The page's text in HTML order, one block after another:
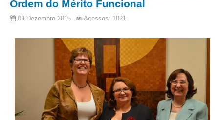
Ordem do Mérito Funcional
09 Dezembro 2015 Acessos: 1021